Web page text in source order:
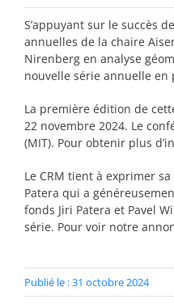
S’appuyant sur le succès
annuelles de la chaire
Nirenberg en analyse
nouvelle série annuelle
La première édition de
22 novembre 2024. Le
(MIT). Pour obtenir plus
Le CRM tient à exprimer
Patera qui a
fonds Jiri Patera et Pavel
série. Pour voir notre
Publié le : 31 octobre 2024